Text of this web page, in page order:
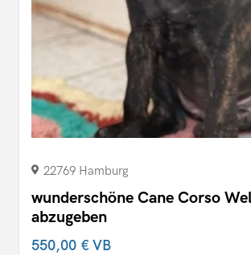
22769 Hamburg
wunderschöne Cane Corso
abzugeben
550,00 €VB